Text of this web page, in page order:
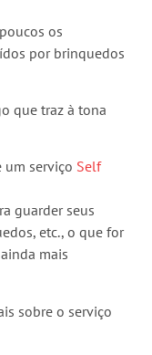
os
por brinquedos
que traz à tona
um serviço Self
guarder seus
etc., o que for
mais
sobre o serviço